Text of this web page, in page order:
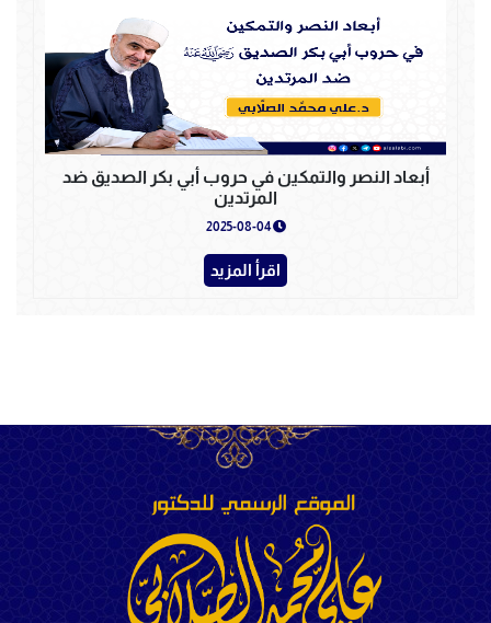
أبعاد النصر والتمكين في حروب أبي بكر الصديق ضد
المرتدين
2025-08-04
اقرأ المزيد